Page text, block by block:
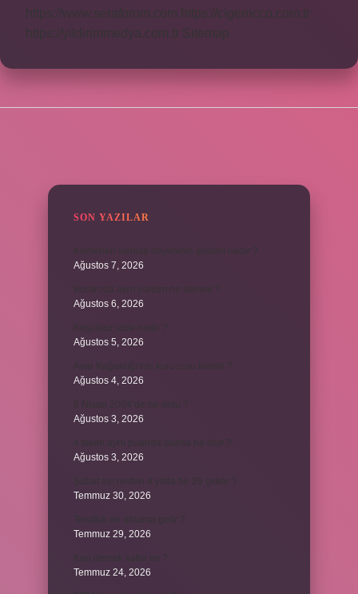
https://www.seraforum.com
https://cigerricco.com.tr
https://yildirimmedya.com.tr Sitemap
SON YAZILAR
Ağustos 7, 2026
Ağustos 6, 2026
Ağustos 5, 2026
Ağustos 4, 2026
Ağustos 3, 2026
Ağustos 3, 2026
Temmuz 30, 2026
Temmuz 29, 2026
Temmuz 24, 2026